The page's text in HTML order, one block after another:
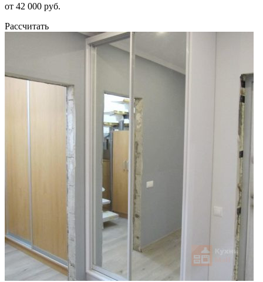
от 42 000 руб.
Рассчитать